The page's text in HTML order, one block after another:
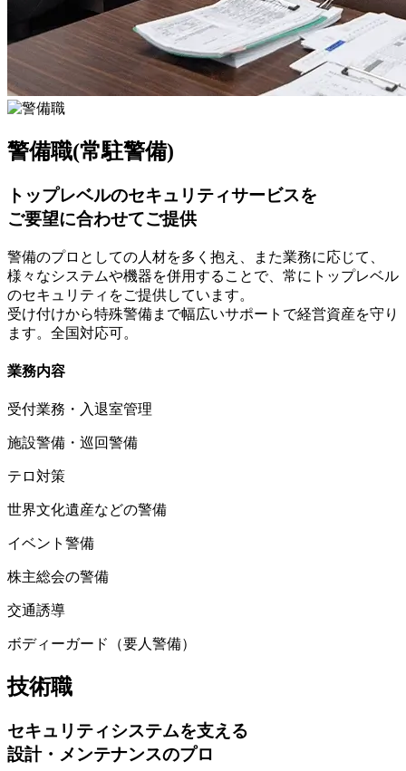
警備職(常駐警備)
トップレベルのセキュリティサービスを
ご要望に合わせてご提供
警備のプロとしての人材を多く抱え、また業務に応じて、
様々なシステムや機器を併用することで、常にトップレベル
のセキュリティをご提供しています。
受け付けから特殊警備まで幅広いサポートで経営資産を守り
ます。全国対応可。
業務内容
受付業務・入退室管理
施設警備・巡回警備
テロ対策
世界文化遺産などの警備
イベント警備
株主総会の警備
交通誘導
ボディーガード（要人警備）
技術職
セキュリティシステムを支える
設計・メンテナンスのプロ